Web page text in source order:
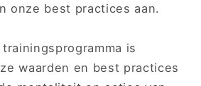
onze best practices aan.
is
waarden en best practices